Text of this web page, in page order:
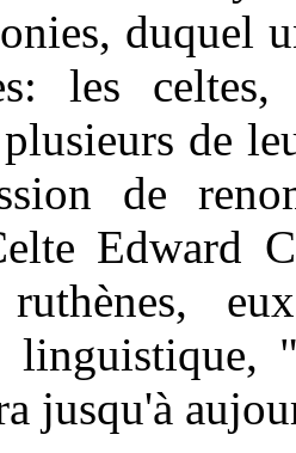
duquel
les
de
de
Edward
linguistique,
jusqu'à